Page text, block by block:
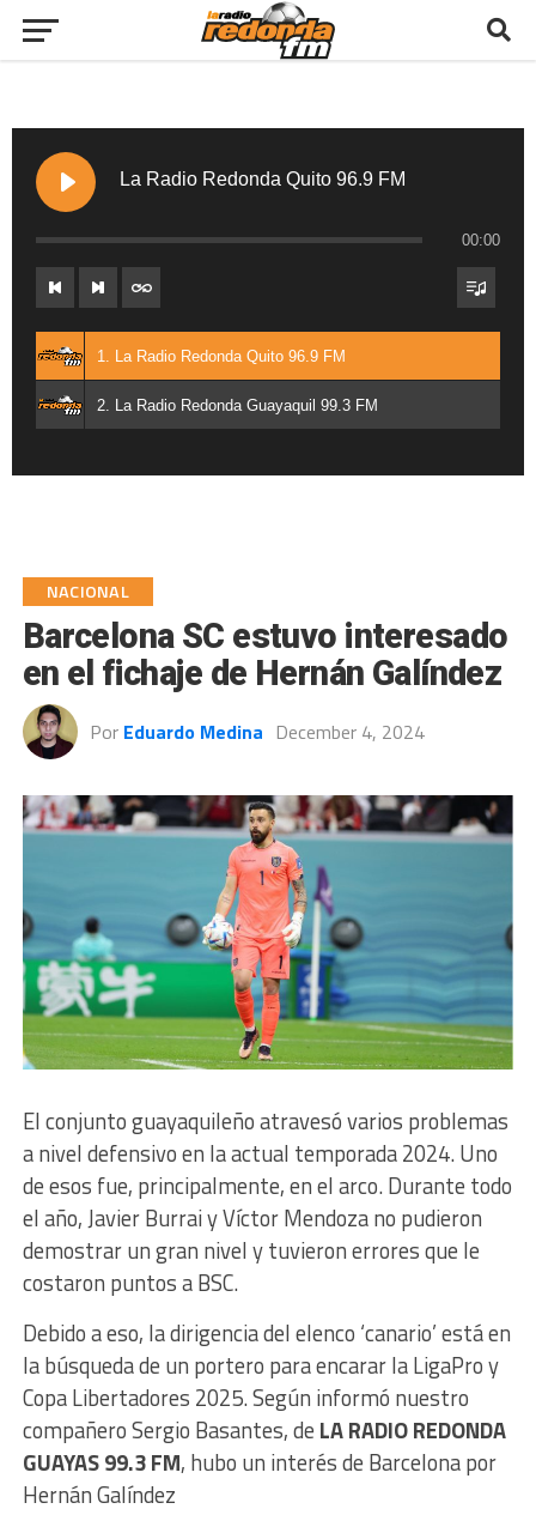
La Radio Redonda Quito 96.9 FM
00:00
1. La Radio Redonda Quito 96.9 FM
2. La Radio Redonda Guayaquil 99.3 FM
NACIONAL
Barcelona SC estuvo interesado
en el fichaje de Hernán Galíndez
Por Eduardo Medina December 4, 2024
El conjunto guayaquileño atravesó varios problemas
a nivel defensivo en la actual temporada 2024. Uno
de esos fue, principalmente, en el arco. Durante todo
el año, Javier Burrai y Víctor Mendoza no pudieron
demostrar un gran nivel y tuvieron errores que le
costaron puntos a BSC.
Debido a eso, la dirigencia del elenco ‘canario’ está en
la búsqueda de un portero para encarar la LigaPro y
Copa Libertadores 2025. Según informó nuestro
compañero Sergio Basantes, de LA RADIO REDONDA
GUAYAS 99.3 FM, hubo un interés de Barcelona por
Hernán Galíndez